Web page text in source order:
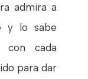
admira a
y lo sabe
con cada
para dar